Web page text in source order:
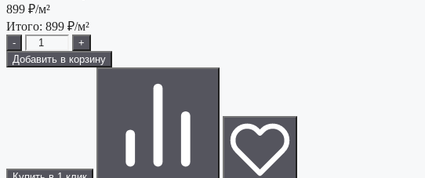
899 ₽/м²
Итого: 899 ₽/м²
-
+
Добавить в корзину